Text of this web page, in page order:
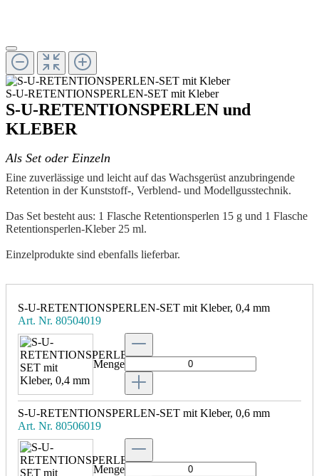
S-U-RETENTIONSPERLEN-SET mit Kleber
S-U-RETENTIONSPERLEN und
KLEBER
Als Set oder Einzeln
Eine zuverlässige und leicht auf das Wachsgerüst anzubringende
Retention in der Kunststoff-, Verblend- und Modellgusstechnik.
Das Set besteht aus: 1 Flasche Retentionsperlen 15 g und 1 Flasche
Retentionsperlen-Kleber 25 ml.
Einzelprodukte sind ebenfalls lieferbar.
S-U-RETENTIONSPERLEN-SET mit Kleber, 0,4 mm
Art. Nr. 80504019
Menge
S-U-RETENTIONSPERLEN-SET mit Kleber, 0,6 mm
Art. Nr. 80506019
Menge